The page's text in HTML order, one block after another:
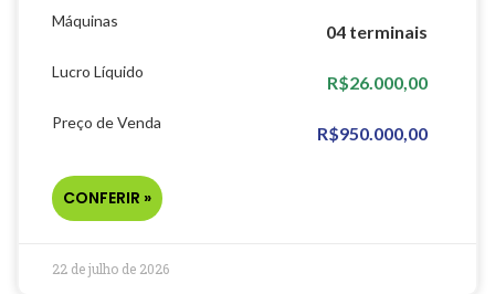
Máquinas
04 terminais
Lucro Líquido
R$26.000,00
Preço de Venda
R$950.000,00
CONFERIR »
22 de julho de 2026